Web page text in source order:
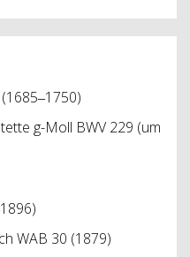
(1685‒1750)
g-Moll BWV 229 (um
WAB 30 (1879)